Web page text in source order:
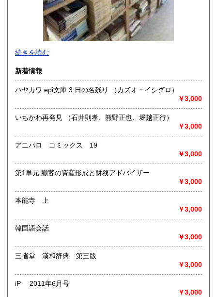
-
沿線名：-
最寄駅：-
営業時間：-
定休日：-
書籍の買取について
取り扱い分野
総記、哲学宗教、歴史、社会科学、自然科学、美術工芸、国
語国文、外国文学、古典籍、近代文献、趣味、外国書、サブ
カルチャー、古書一般（その他）
続きを読む
新着情報
ハヤカワ epi文庫 3 日の名残り （カズオ・イシグロ）
￥3,000
いちかわ再発見 （石井則孝、熊野正也、堀越正行）
￥3,000
アニパロ コミックス 19
￥3,000
第1単元 顧客の資産形成と財務アドバイザー
￥3,000
本能寺 上
￥3,000
韓国語会話
￥3,000
三省堂 漢和辞典 第三版
￥3,000
iP 2011年6月号
￥3,000